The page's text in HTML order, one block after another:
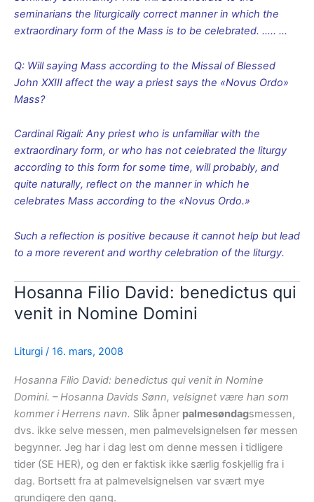
seminarians the liturgically correct manner in which the
extraordinary form of the Mass is to be celebrated. ….. …
Q: Will saying Mass according to the Missal of Blessed
John XXIII affect the way a priest says the «Novus Ordo»
Mass?
Cardinal Rigali: Any priest who is unfamiliar with the
extraordinary form, or who has not celebrated the liturgy
according to this form for some time, will probably, and
quite naturally, reflect on the manner in which he
celebrates Mass according to the «Novus Ordo.»
Such a reflection is positive because it cannot help but lead
to a more reverent and worthy celebration of the liturgy.
Hosanna Filio David: benedictus qui
venit in Nomine Domini
Liturgi / 16. mars, 2008
Hosanna Filio David: benedictus qui venit in Nomine
Domini. – Hosanna Davids Sønn, velsignet være han som
kommer i Herrens navn. Slik åpner palmesøndagsmessen,
dvs. ikke selve messen, men palmevelsignelsen før messen
begynner. Jeg har i dag lest om denne messen i tidligere
tider (SE HER), og den er faktisk ikke særlig foskjellig fra i
dag. Bortsett fra at palmevelsignelsen var svært mye
grundigere den gang.